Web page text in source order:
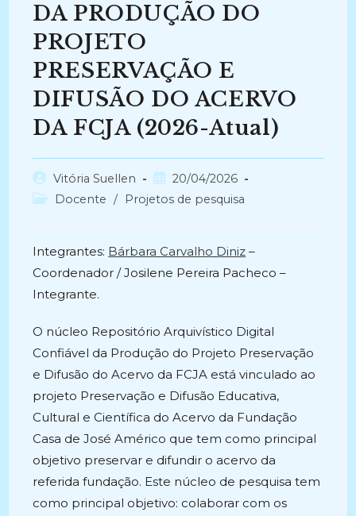
DA PRODUÇÃO DO
PROJETO
PRESERVAÇÃO E
DIFUSÃO DO ACERVO
DA FCJA (2026-Atual)
Autor
do
Vitória Suellen
Post
publicado:
20/04/2026
Categoria
Docente / Projetos de pesquisa
Integrantes: Bárbara Carvalho Diniz –
Coordenador / Josilene Pereira Pacheco –
Integrante.
O núcleo Repositório Arquivístico Digital
Confiável da Produção do Projeto Preservação
e Difusão do Acervo da FCJA está vinculado ao
projeto Preservação e Difusão Educativa,
Cultural e Científica do Acervo da Fundação
Casa de José Américo que tem como principal
objetivo preservar e difundir o acervo da
referida fundação. Este núcleo de pesquisa tem
como principal objetivo: colaborar com os